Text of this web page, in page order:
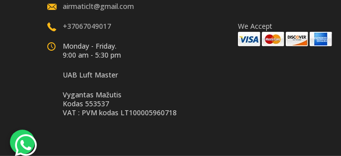
airmaticlt@gmail.com
+37067049017
Monday - Friday.
9:00 am - 5:30 pm
UAB Luft Master
Vygantas Mažutis
Kodas 553537
VAT : PVM kodas LT100005960718
We Accept